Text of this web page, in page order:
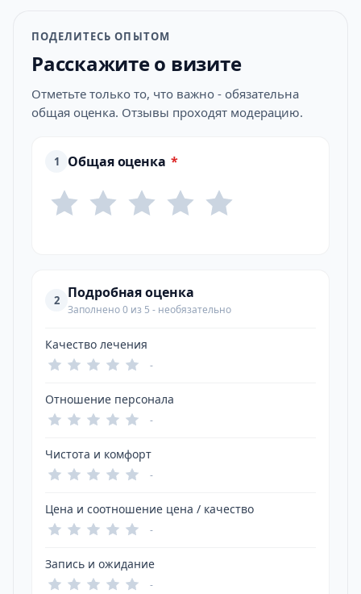
ПОДЕЛИТЕСЬ ОПЫТОМ
Расскажите о визите
Отметьте только то, что важно - обязательна
общая оценка. Отзывы проходят модерацию.
1 Общая оценка *
2 Подробная оценка
Заполнено 0 из 5 - необязательно
Качество лечения
-
Отношение персонала
-
Чистота и комфорт
-
Цена и соотношение цена / качество
-
Запись и ожидание
-